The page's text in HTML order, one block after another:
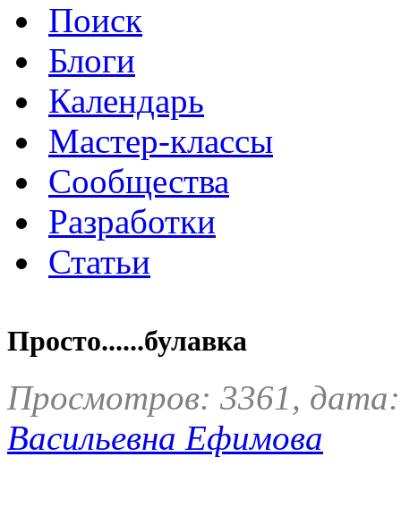
Поиск
Блоги
Календарь
Мастер-классы
Сообщества
Разработки
Статьи
Просто......булавка
Просмотров: 3361,
Васильевна Ефимова